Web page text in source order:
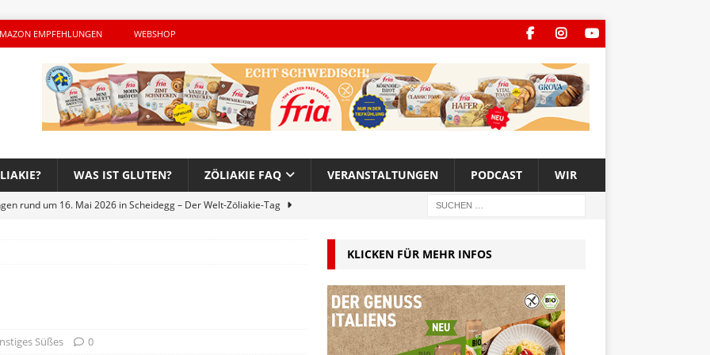
EMPFEHLUNGEN WEBSHOP
WAS IST GLUTEN? ZÖLIAKIE FAQ VERANSTALTUNGEN PODCAST WIR
rund um 16. Mai 2026 in Scheidegg – Der Welt-Zöliakie-Tag
Woche bei Hans im Glück – Es geht auch 2026 weiter!
Süßes 0
KLICKEN FÜR MEHR INFOS